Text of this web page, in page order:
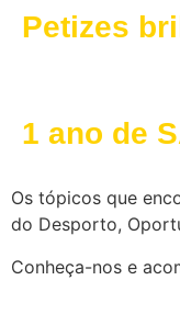
Petizes
1 ano de
Os tópicos que
do Desporto,
Conheça-nos e